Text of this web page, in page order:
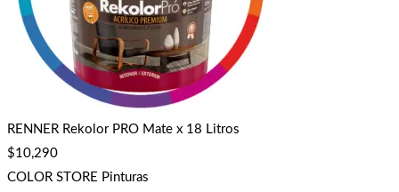
RENNER Rekolor PRO Mate x 18 Litros
$10,290
COLOR STORE Pinturas